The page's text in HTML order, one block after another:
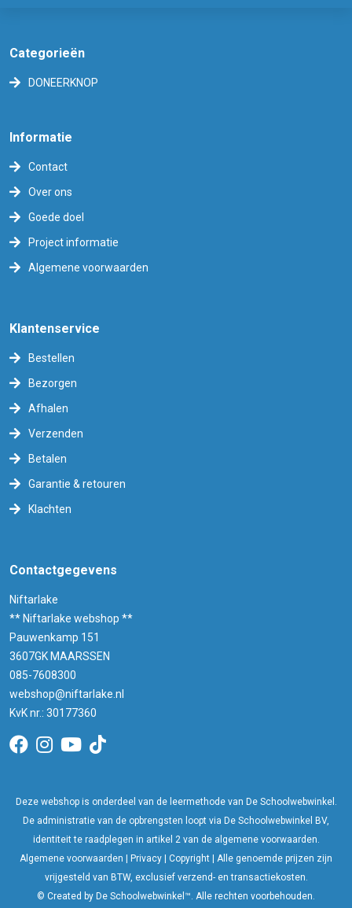
Categorieën
DONEERKNOP
Informatie
Contact
Over ons
Goede doel
Project informatie
Algemene voorwaarden
Klantenservice
Bestellen
Bezorgen
Afhalen
Verzenden
Betalen
Garantie & retouren
Klachten
Contactgegevens
Niftarlake
** Niftarlake webshop **
Pauwenkamp 151
3607GK MAARSSEN
085-7608300
webshop@niftarlake.nl
KvK nr.: 30177360
Deze webshop is onderdeel van de leermethode van De Schoolwebwinkel.
De administratie van de opbrengsten loopt via De Schoolwebwinkel BV,
identiteit te raadplegen in artikel 2 van de algemene voorwaarden.
Algemene voorwaarden | Privacy | Copyright | Alle genoemde prijzen zijn
vrijgesteld van BTW, exclusief verzend- en transactiekosten.
© Created by De Schoolwebwinkel™. Alle rechten voorbehouden.